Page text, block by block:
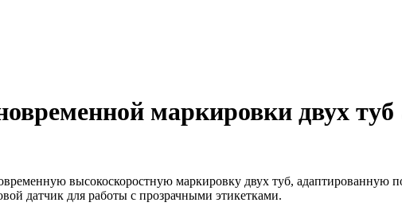
маркировки двух
высокоскоростную маркировку двух туб,
датчик для работы с прозрачными этикетками.